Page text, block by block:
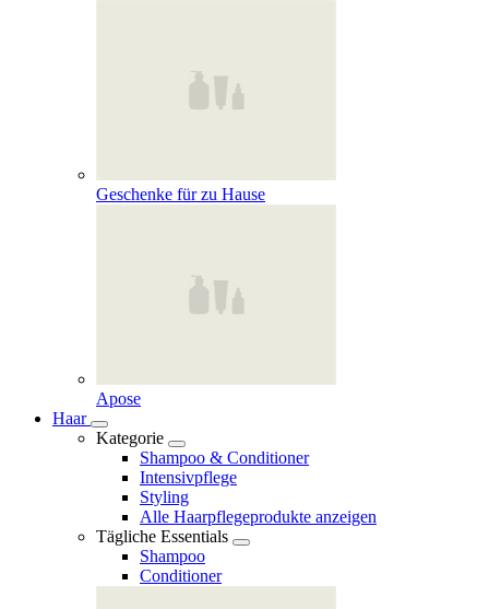
Geschenke für zu Hause
Apose
Haar
Kategorie
Shampoo & Conditioner
Intensivpflege
Styling
Alle Haarpflegeprodukte anzeigen
Tägliche Essentials
Shampoo
Conditioner